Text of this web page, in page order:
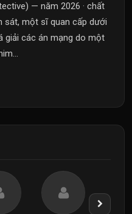
— năm 2026 · chất
sát, một sĩ quan cấp dưới
giải các án mạng do một